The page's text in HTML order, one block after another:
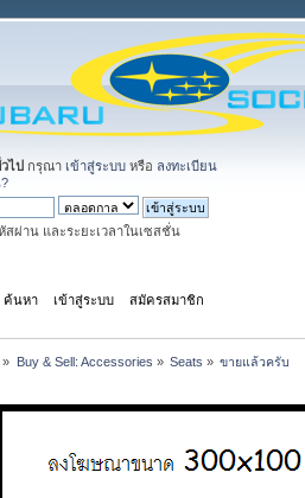
ไป กรุณา เข้าสู่ระบบ หรือ ลงทะเบียน
สผ่าน และระยะเวลาในเซสชั่น
ค้นหา เข้าสู่ระบบ สมัครสมาชิก
» Buy & Sell: Accessories » Seats » ขายแล้วครับ